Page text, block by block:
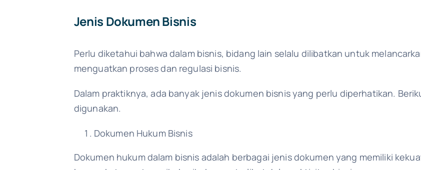
Jenis Dokumen Bisnis
Perlu diketahui bahwa dalam bisnis, bidang lain selalu dilibatkan untuk
menguatkan proses dan regulasi bisnis.
Dalam praktiknya, ada banyak jenis dokumen bisnis yang perlu diperhatikan.
digunakan.
Dokumen Hukum Bisnis
Dokumen hukum dalam bisnis adalah berbagai jenis dokumen yang memiliki